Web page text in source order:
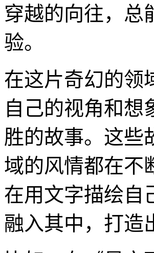
穿越的向往，总
验。
在这片奇幻的领
自己的视角和想
胜的故事。这些
域的风情都在不
在用文字描绘自
融入其中，打造